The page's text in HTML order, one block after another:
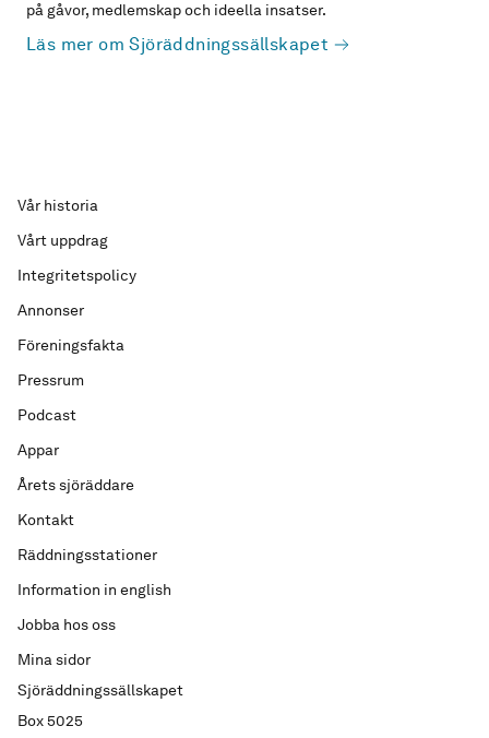
på gåvor, medlemskap och ideella insatser.
Läs mer om Sjöräddningssällskapet
Sjöräddningssällskapet
Box 5025
Vår historia
Vårt uppdrag
Integritetspolicy
Annonser
Föreningsfakta
Pressrum
Podcast
Appar
Årets sjöräddare
Kontakt
Räddningsstationer
Information in english
Jobba hos oss
Mina sidor